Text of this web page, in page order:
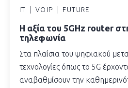
IT VOIP FUTURE
Η αξία του 5GHz router
τηλεφωνία
Στα πλαίσια του ψηφιακού
τεχνολογίες όπως το 5G
αναβαθμίσουν την